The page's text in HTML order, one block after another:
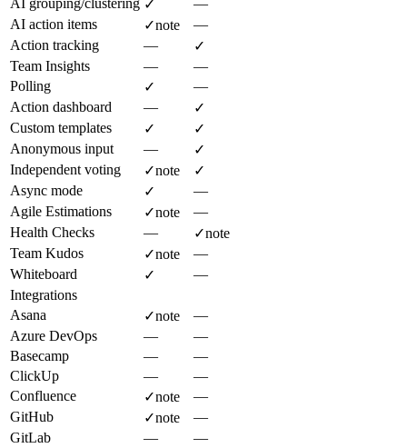
✓
AI action items
✓note
—
Action tracking
—
✓
Team Insights
—
—
Polling
✓
—
Action dashboard
—
✓
Custom templates
✓
✓
Anonymous input
—
✓
Independent voting
✓note
✓
Async mode
✓
—
Agile Estimations
✓note
—
Health Checks
— ✓note
Team Kudos
✓note
—
Whiteboard
✓
—
Integrations
Asana
✓note
—
Azure DevOps
—
—
Basecamp
—
—
ClickUp
—
—
Confluence
✓note
—
GitHub
✓note
—
GitLab
—
—